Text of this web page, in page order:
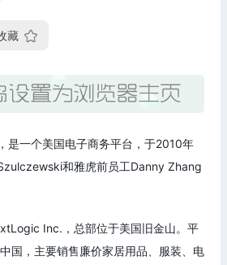
藏
是一个美国电子商务平台，于2010年
和雅虎前员工Danny Zhang
Inc.，总部位于美国旧金山。平
国，主要销售廉价家居用品、服装、电